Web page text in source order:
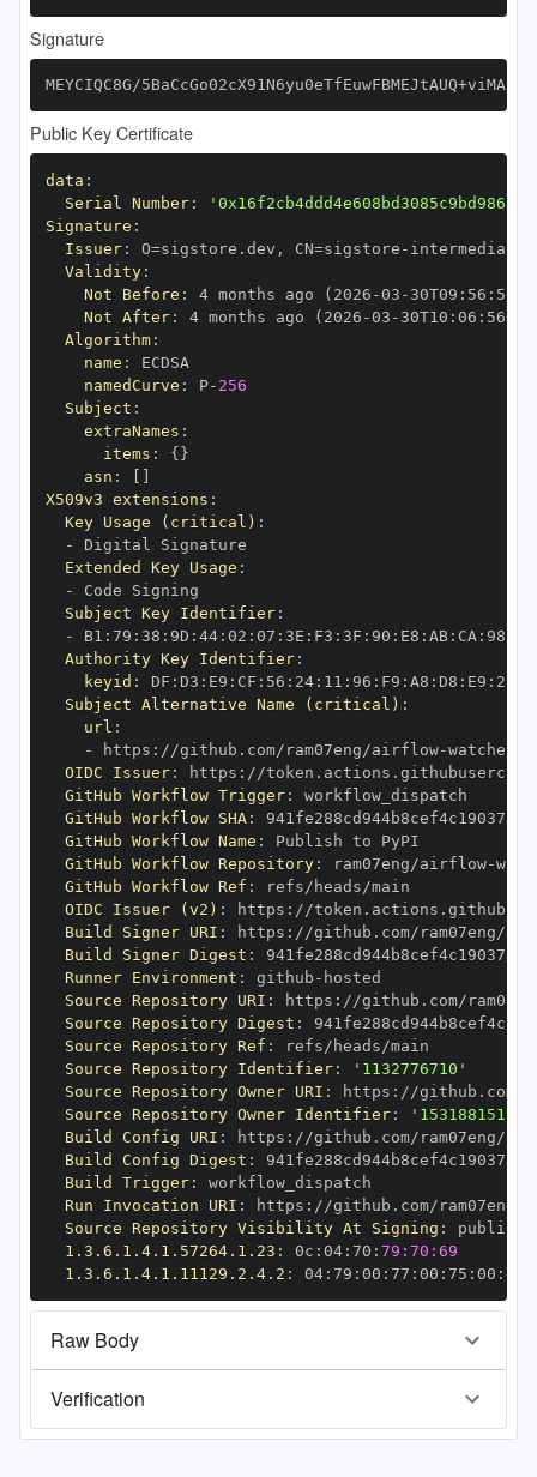
Signature
MEYCIQC8G/
Public Key Certificate
data :
Serial Number:
Signature :
Issuer: O=sigstore.dev , CN=sigstore -
Validity:
Not Before : 4 months ago (2026 -03 - 30T09 : 56 :
Not After: 4 months ago (2026 -03 - 30T10 : 06 : 56+00
Algorithm:
name :
namedCurve : P- 256
Subject :
extraNames :
items : { }
asn :
X509v3 extensions :
Key Usage (critical) :
-
Extended Key Usage :
-
Subject Key Identifier:
-
B1 : 79 : 38 : 9D : 44: 02 : 07 : 3E : F3 : 3F : 90 : E8 : AB: CA : 98
Authority Key Identifier:
keyid : DF : D3 : E9 : CF : 56 : 24: 11 : 96 : F9 : A8 : D8 : E9 : 28
Subject Alternative Name (critical) :
url :
-
https : //github.com/ram07eng/airflow-
OIDC Issuer: https :
GitHub Workflow Trigger:
GitHub Workflow SHA:
GitHub Workflow Name :
GitHub Workflow Repository: ram07eng/airflow-
GitHub Workflow Ref :
OIDC Issuer (v2) : https :
Build Signer URI : https : //github.com/ram07eng/
Build Signer Digest :
Runner Environment : github -
Source Repository URI : https : //github.com/
Source Repository Digest :
Source Repository Ref :
Source Repository Identifier:
'1132776710'
Source Repository Owner URI : https :
Source Repository Owner Identifier:
'153188151'
Build Config URI : https : //github.com/ram07eng/
Build Config Digest :
Build Trigger:
Run Invocation URI : https : //github.com/ram07eng/
Source Repository Visibility At Signing :
1.3.6.1.4.1.57264.1.23 : 0c : 04: 70 : 79:70:69
1.3.6.1.4.1.11129.2.4.2 : 04: 79 : 00 : 77 : 00 : 75 : 00 : dd
Raw Body
Verification